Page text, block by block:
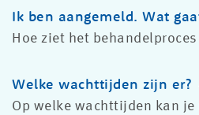
Ik ben aangemeld. Wat
Hoe ziet het
Welke wachttijden zijn er?
Op welke wachttijden kan je